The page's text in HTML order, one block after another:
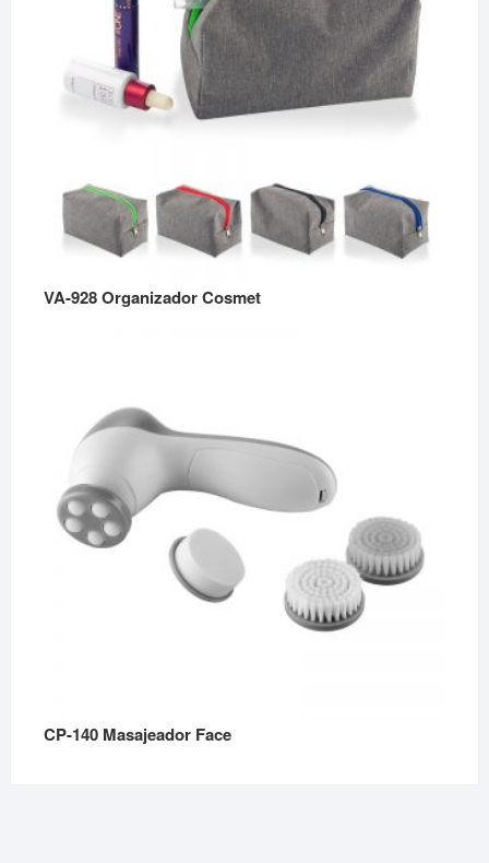
VA-928 Organizador Cosmet
CP-140 Masajeador Face